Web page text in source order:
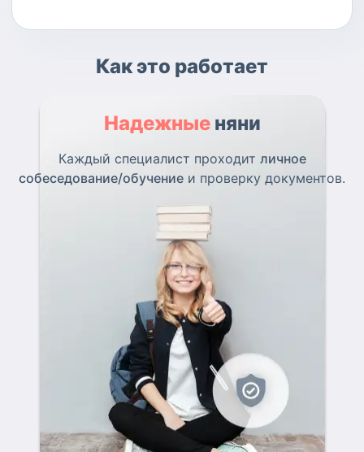
Как это работает
Надежные няни
Каждый специалист проходит личное
собеседование/обучение и проверку документов.